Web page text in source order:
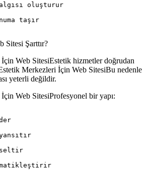
oluşturur
taşır
Sitesi Şarttır?
Web SitesiEstetik hizmetler doğrudan
Merkezleri İçin Web SitesiBu nedenle
yeterli değildir.
Web SitesiProfesyonel bir yapı: